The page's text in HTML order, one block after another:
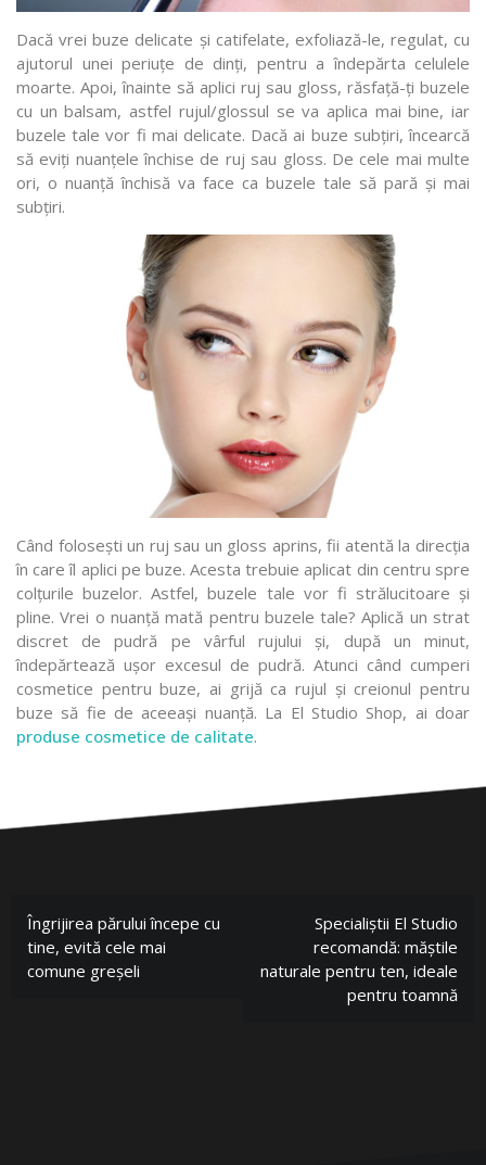
Dacă vrei buze delicate și catifelate, exfoliază-le, regulat, cu
ajutorul unei periuțe de dinți, pentru a îndepărta celulele
moarte. Apoi, înainte să aplici ruj sau gloss, răsfață-ți buzele
cu un balsam, astfel rujul/glossul se va aplica mai bine, iar
buzele tale vor fi mai delicate. Dacă ai buze subțiri, încearcă
să eviți nuanțele închise de ruj sau gloss. De cele mai multe
ori, o nuanță închisă va face ca buzele tale să pară și mai
subțiri.
Când folosești un ruj sau un gloss aprins, fii atentă la direcția
în care îl aplici pe buze. Acesta trebuie aplicat din centru spre
colțurile buzelor. Astfel, buzele tale vor fi strălucitoare și
pline. Vrei o nuanță mată pentru buzele tale? Aplică un strat
discret de pudră pe vârful rujului și, după un minut,
îndepărtează ușor excesul de pudră. Atunci când cumperi
cosmetice pentru buze, ai grijă ca rujul și creionul pentru
buze să fie de aceeași nuanță. La El Studio Shop, ai doar
produse cosmetice de calitate.
Îngrijirea părului începe cu
tine, evită cele mai
comune greșeli
Specialiștii El Studio
recomandă: măștile
naturale pentru ten, ideale
pentru toamnă